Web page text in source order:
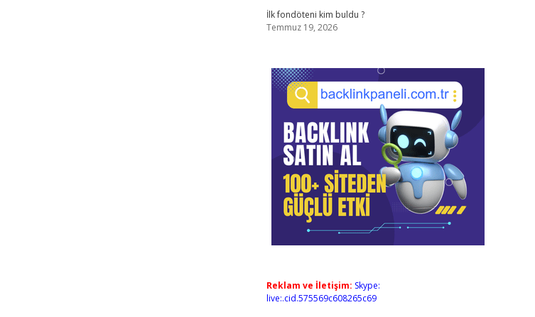
İlk fondöteni kim buldu ?
Temmuz 19, 2026
Reklam ve İletişim: Skype:
live:.cid.575569c608265c69